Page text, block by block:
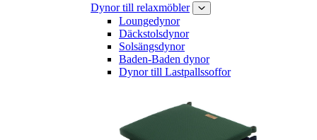
Dynor till relaxmöbler
Loungedynor
Däckstolsdynor
Solsängsdynor
Baden-Baden dynor
Dynor till Lastpallssoffor